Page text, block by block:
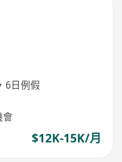
6日例假
會
$12K-15K/月